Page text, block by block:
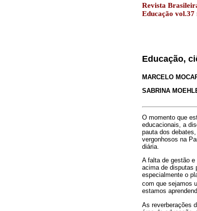
Revista
Educação
Educação,
MARCELO
SABRINA
O momento que
educacionais, a
pauta dos
vergonhosos na
diária.
A falta de gestão
acima de disputas
especialmente o
com que sejamos
estamos
As reverberações